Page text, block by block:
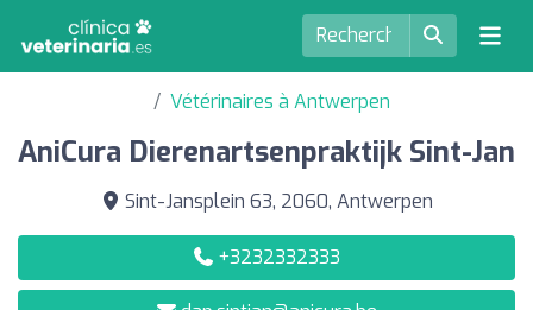
Vétérinaires à Antwerpen
AniCura Dierenartsenpraktijk Sint-Jan
Sint-Jansplein 63, 2060, Antwerpen
+3232332333